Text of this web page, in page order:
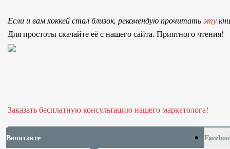
Если и вам хоккей стал близок, рекомендую прочитатьэту
Для простоты скачайте её с нашего сайта. Приятного чтения!
Заказать бесплатную консультацию нашего маркетолога!
Вконтакте